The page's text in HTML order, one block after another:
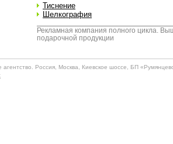
Тиснение
Шелкография
Рекламная компания полного цикла.
подарочной продукции
Россия, Москва, Киевское шоссе, БП